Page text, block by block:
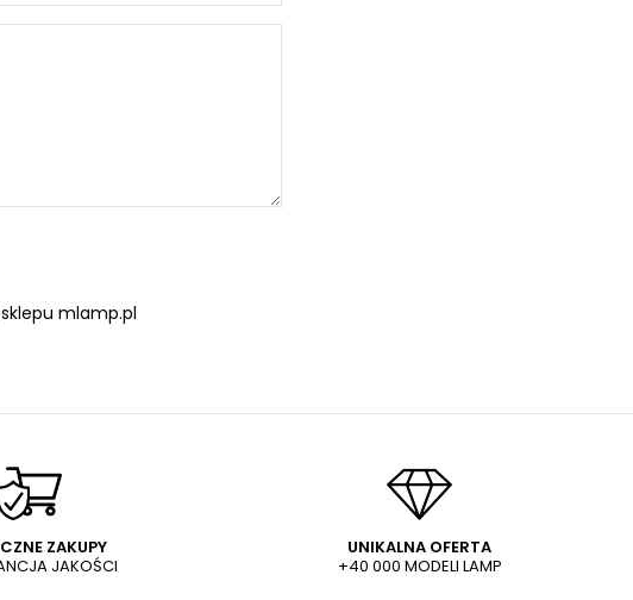
sklepu mlamp.pl
ZAKUPY
JAKOŚCI
UNIKALNA OFERTA
+40 000 MODELI LAMP